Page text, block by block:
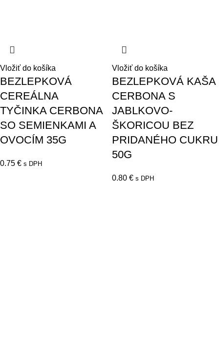
Vložiť do košíka
BEZLEPKOVÁ
CEREÁLNA
TYČINKA CERBONA
SO SEMIENKAMI A
OVOCÍM 35G
0.75 € s DPH
Vložiť do košíka
BEZLEPKOVÁ KAŠA
CERBONA S
JABLKOVO-
ŠKORICOU BEZ
PRIDANÉHO CUKRU
50G
0.80 € s DPH